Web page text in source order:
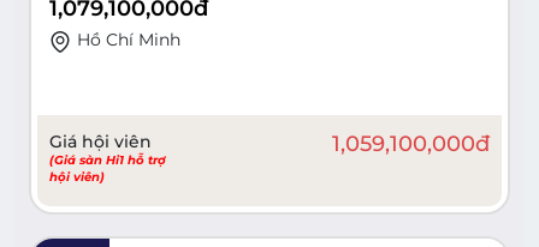
1,079,100,000đ
Hồ Chí Minh
Giá hội viên
(Giá sàn Hi1 hỗ trợ
hội viên)
1,059,100,000đ